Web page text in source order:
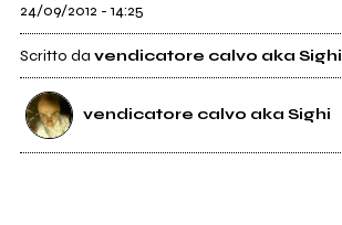
24/09/2012 - 14:25
Scritto da vendicatore calvo aka Sighi
vendicatore calvo aka Sighi